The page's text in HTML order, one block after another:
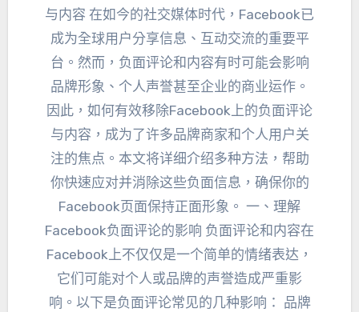
与内容 在如今的社交媒体时代 ， Facebook已
成为全球用户分享信息 、 互动交流的重要平
台 。然而， 负面评论和内容有时可能会影响
品牌形象 、 个人声誉甚至企业的商业运作。
因此， 如何有效移除Facebook上的负面评论
与内容 ， 成为了许多品牌商家和个人用户关
注的焦点 。 本文将详细介绍多种方法 ， 帮助
你快速应对并消除这些负面信息 ， 确保你的
Facebook页面保持正面形象 。 一、 理解
Facebook负面评论的影响 负面评论和内容在
Facebook上不仅仅是一个简单的情绪表达 ，
它们可能对个人或品牌的声誉造成严重影
响 。 以下是负面评论常见的几种影响 ： 品牌